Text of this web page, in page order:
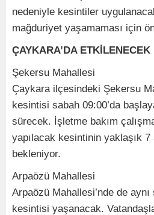
nedeniyle kesintiler
mağduriyet yaşamaması için
ÇAYKARA’DA
Şekersu Mahallesi
Çaykara ilçesindeki Şekersu
kesintisi sabah 09:00’da
sürecek. İşletme bakım
yapılacak kesintinin yaklaşık
bekleniyor.
Arpaözü Mahallesi
Arpaözü Mahallesi’nde de
kesintisi yaşanacak.